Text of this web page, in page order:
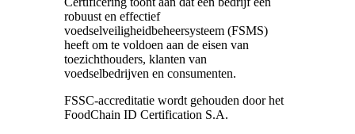
robuust en effectief
voedselveiligheidbeheersysteem (FSMS)
heeft om te voldoen aan de eisen van
toezichthouders, klanten van
voedselbedrijven en consumenten.
FSSC-accreditatie wordt gehouden door het
FoodChain ID Certification S.A.